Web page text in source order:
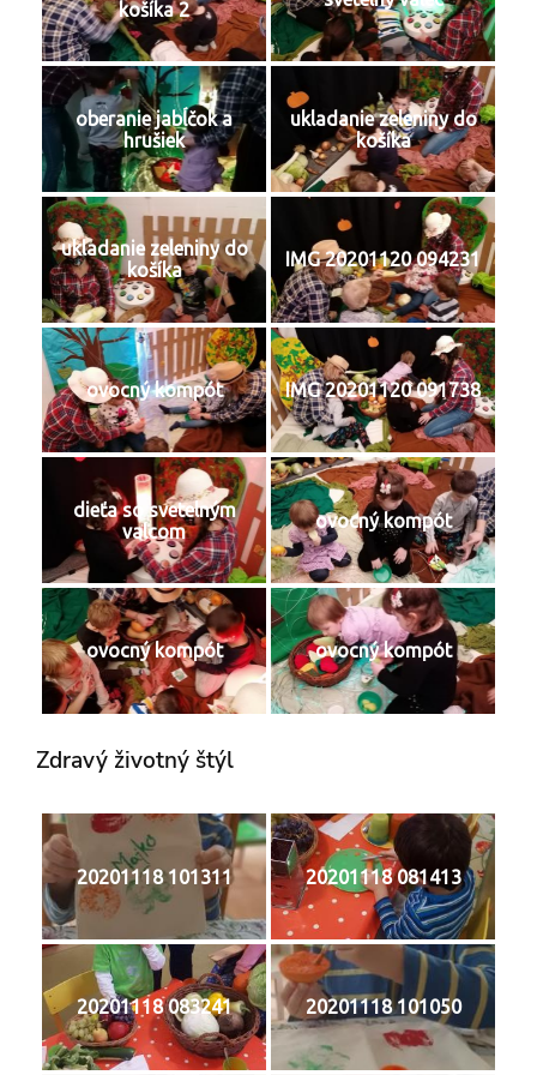
košíka 2
oberanie jabĺčok a
hrušiek
ukladanie zeleniny do
košíka
ukladanie zeleniny do
košíka
IMG 20201120 094231
ovocný kompót IMG 20201120 091738
dieťa so svetelným
valcom
ovocný kompót
ovocný kompót ovocný kompót
Zdravý životný štýl
20201118 101311 20201118 081413
20201118 083241 20201118 101050